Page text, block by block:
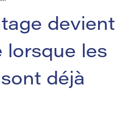
devient
lorsque les
déjà